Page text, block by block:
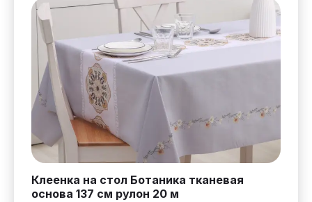
Клеенка на стол Ботаника тканевая
основа 137 см рулон 20 м